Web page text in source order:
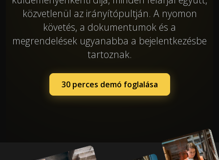
közvetlenül az irányítópultján. A nyomon
követés, a dokumentumok és a
megrendelések ugyanabba a bejelentkezésbe
tartoznak.
30 perces demó foglalása